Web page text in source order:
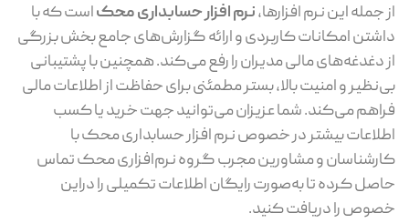
از جمله این نرم افزارها،نرم‌ افزار حسابداری محکاست که با
داشتن امکانات کاربردی و ارائه گزارش‌های جامع بخش بزرگی
از دغدغه‌های مالی مدیران را رفع می‌کند. همچنین با پشتیبانی
بی‌نظیر و امنیت بالا، بستر مطمئنی برای حفاظت از اطلاعات مالی
فراهم می‌کند. شما عزیزان می‌توانید جهت خرید یا کسب
اطلاعات بیشتر در خصوص نرم‌ افزار حسابداری محک با
کارشناسان و مشاورین مجرب گروه نرم‌افزاری محک تماس
حاصل کرده تا به‌صورت رایگان اطلاعات تکمیلی را دراین‌
خصوص را دریافت کنید.